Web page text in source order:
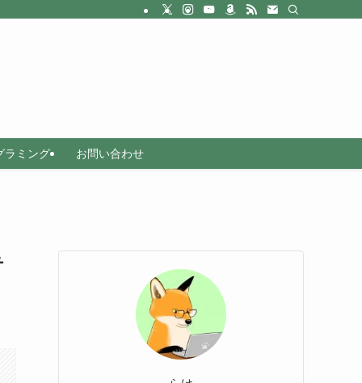
ラミング お問い合わせ